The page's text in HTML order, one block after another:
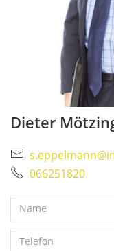
Dieter
066251820